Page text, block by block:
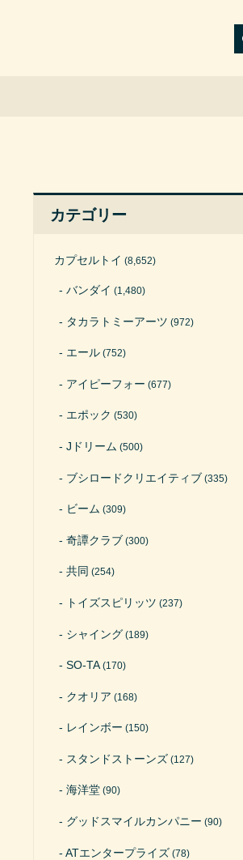
カテゴリー
カプセルトイ (8,652)
バンダイ (1,480)
タカラトミーアーツ (972)
エール (752)
アイピーフォー (677)
エポック (530)
Jドリーム (500)
ブシロードクリエイティブ (335)
ビーム (309)
奇譚クラブ (300)
共同 (254)
トイズスピリッツ (237)
シャイング (189)
SO-TA(170)
クオリア (168)
レインボー (150)
スタンドストーンズ (127)
海洋堂 (90)
グッドスマイルカンパニー (90)
ATエンタープライズ (78)